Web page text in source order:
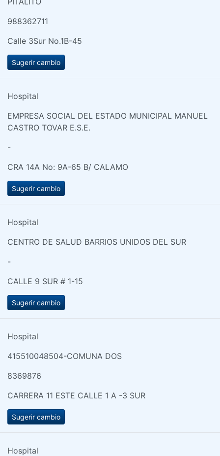
988362711
Calle 3Sur No.1B-45
Sugerir cambio
Hospital
EMPRESA SOCIAL DEL ESTADO MUNICIPAL MANUEL
CASTRO TOVAR E.S.E.
-
CRA 14A No: 9A-65 B/ CALAMO
Sugerir cambio
Hospital
CENTRO DE SALUD BARRIOS UNIDOS DEL SUR
-
CALLE 9 SUR # 1-15
Sugerir cambio
Hospital
415510048504-COMUNA DOS
8369876
CARRERA 11 ESTE CALLE 1 A -3 SUR
Sugerir cambio
Hospital